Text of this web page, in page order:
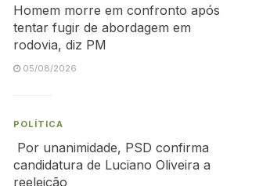
Homem morre em confronto após
tentar fugir de abordagem em
rodovia, diz PM
05/08/2026
POLÍTICA
Por unanimidade, PSD confirma
candidatura de Luciano Oliveira a
reeleição